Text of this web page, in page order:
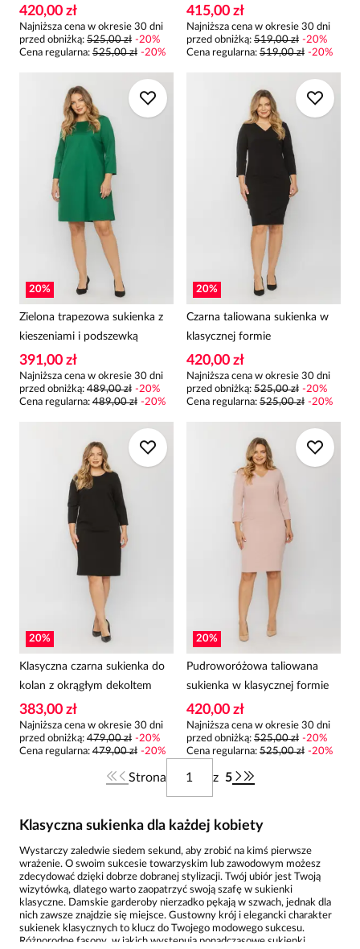
420,00 zł
Najniższa cena w okresie 30 dni
przed obniżką: 525,00 zł -20%
Cena regularna: 525,00 zł -20%
415,00 zł
Najniższa cena w okresie 30 dni
przed obniżką: 519,00 zł -20%
Cena regularna: 519,00 zł -20%
20%
Zielona trapezowa sukienka z
kieszeniami i podszewką
391,00 zł
Najniższa cena w okresie 30 dni
przed obniżką: 489,00 zł -20%
Cena regularna: 489,00 zł -20%
20%
Czarna taliowana sukienka w
klasycznej formie
420,00 zł
Najniższa cena w okresie 30 dni
przed obniżką: 525,00 zł -20%
Cena regularna: 525,00 zł -20%
20%
Klasyczna czarna sukienka do
kolan z okrągłym dekoltem
383,00 zł
Najniższa cena w okresie 30 dni
przed obniżką: 479,00 zł -20%
Cena regularna: 479,00 zł -20%
20%
Pudroworóżowa taliowana
sukienka w klasycznej formie
420,00 zł
Najniższa cena w okresie 30 dni
przed obniżką: 525,00 zł -20%
Cena regularna: 525,00 zł -20%
Strona z 5
Klasyczna sukienka dla każdej kobiety
Wystarczy zaledwie siedem sekund, aby zrobić na kimś pierwsze
wrażenie. O swoim sukcesie towarzyskim lub zawodowym możesz
zdecydować dzięki dobrze dobranej stylizacji. Twój ubiór jest Twoją
wizytówką, dlatego warto zaopatrzyć swoją szafę w sukienki
klasyczne. Damskie garderoby nierzadko pękają w szwach, jednak dla
nich zawsze znajdzie się miejsce. Gustowny krój i elegancki charakter
sukienek klasycznych to klucz do Twojego modowego sukcesu.
Różnorodne fasony, w jakich występują ponadczasowe sukienki